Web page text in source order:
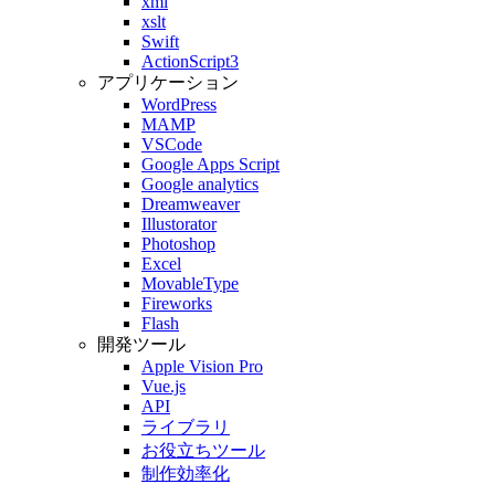
xslt
Swift
ActionScript3
アプリケーション
WordPress
MAMP
VSCode
Google Apps Script
Google analytics
Dreamweaver
Illustorator
Photoshop
Excel
MovableType
Fireworks
Flash
開発ツール
Apple Vision Pro
Vue.js
API
ライブラリ
お役立ちツール
制作効率化